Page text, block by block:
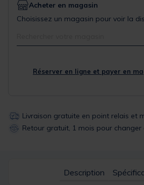
Acheter en magasin
Choisissez un magasin pour voir la
Réserver en ligne et payer en
Livraison gratuite en point relais et
Retour gratuit, 1 mois pour changer
Description